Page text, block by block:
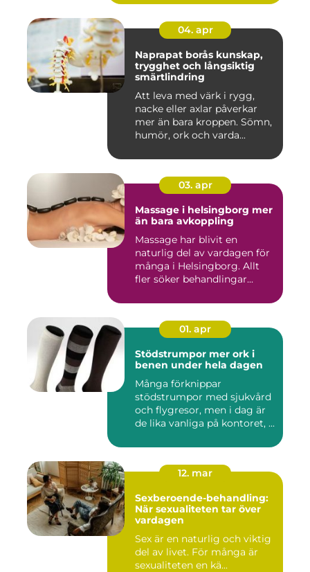
04. apr
Naprapat borås kunskap,
trygghet och långsiktig
smärtlindring
Att leva med värk i rygg,
nacke eller axlar påverkar
mer än bara kroppen. Sömn,
humör, ork och varda...
03. apr
Massage i helsingborg mer
än bara avkoppling
Massage har blivit en
naturlig del av vardagen för
många i Helsingborg. Allt
fler söker behandlingar...
01. apr
Stödstrumpor mer ork i
benen under hela dagen
Många förknippar
stödstrumpor med sjukvård
och flygresor, men i dag är
de lika vanliga på kontoret, ...
12. mar
Sexberoende-behandling:
När sexualiteten tar över
vardagen
Sex är en naturlig och viktig
del av livet. För många är
sexualiteten en kä...